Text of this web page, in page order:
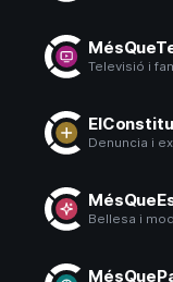
Televisió i
Denuncia i
Bellesa i